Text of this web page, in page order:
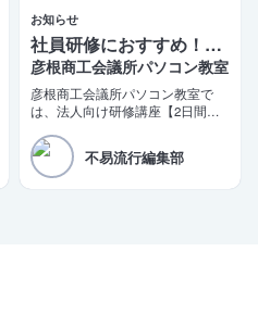
お知らせ
社員研修におすすめ！2日間で学べるビジネス講座
彦根商工会議所パソコン教室
彦根商工会議所パソコン教室で
は、法人向け研修講座【2日間で
を開講しております。商工会議所
の会員企業様限定の特別価格もご
用意しております。
不易流行編集部